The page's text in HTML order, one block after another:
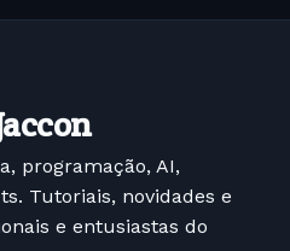
programação, AI,
Tutoriais, novidades e
e entusiastas do